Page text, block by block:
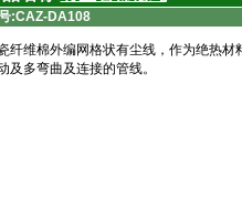
:CAZ-DA108
纤维棉外编网格状有尘线，作为绝热
及多弯曲及连接的管线。